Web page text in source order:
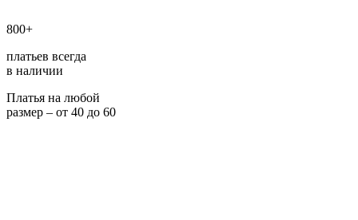
800+
платьев всегда
в наличии
Платья на любой
размер – от 40 до 60